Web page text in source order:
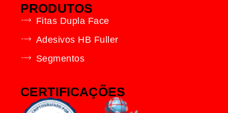
PRODUTOS
Fitas Dupla Face
Adesivos HB Fuller
Segmentos
CERTIFICAÇÕES